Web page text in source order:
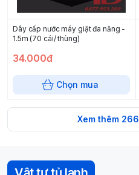
Dây cấp nước máy giặt đa năng -
1.5m (70 cái/ thùng)
34.000đ
Chọn mua
Xem thêm 266